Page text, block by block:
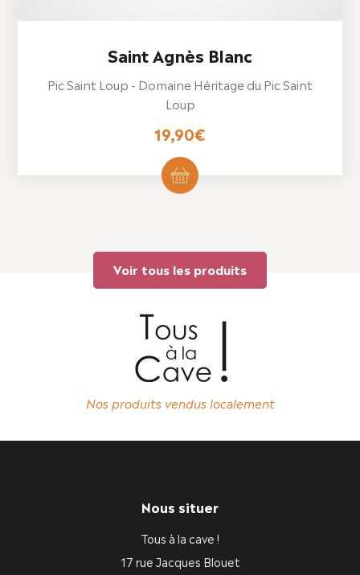
Saint Agnès Blanc
Pic Saint Loup - Domaine Héritage du Pic Saint
Loup
19,90€
Voir tous les produits
Nos produits vendus localement
Nous situer
Tous à la cave !
17 rue Jacques Blouet